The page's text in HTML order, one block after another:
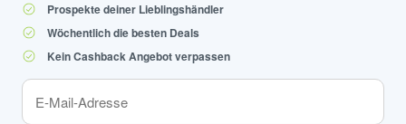
Prospekte deiner Lieblingshändler
Wöchentlich die besten Deals
Kein Cashback Angebot verpassen